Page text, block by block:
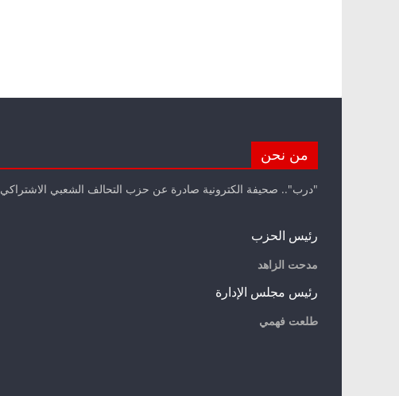
من نحن
"درب".. صحيفة الكترونية صادرة عن حزب التحالف الشعبي الاشتراكي
رئيس الحزب
مدحت الزاهد
رئيس مجلس الإدارة
طلعت فهمي